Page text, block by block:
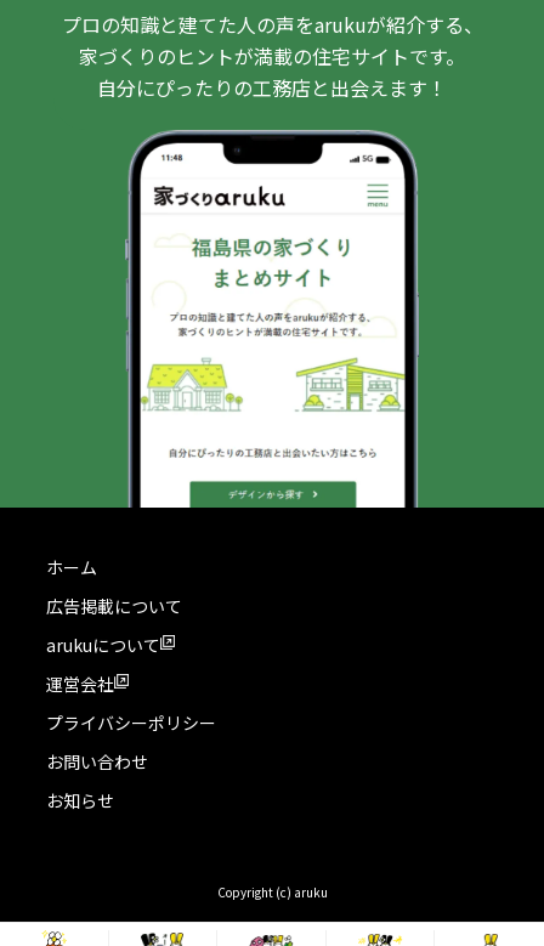
プロの知識と建てた人の声をarukuが紹介する、
家づくりのヒントが満載の住宅サイトです。
自分にぴったりの工務店と出会えます！
ホーム
広告掲載について
arukuについて
運営会社
プライバシーポリシー
お問い合わせ
お知らせ
Copyright (c) aruku